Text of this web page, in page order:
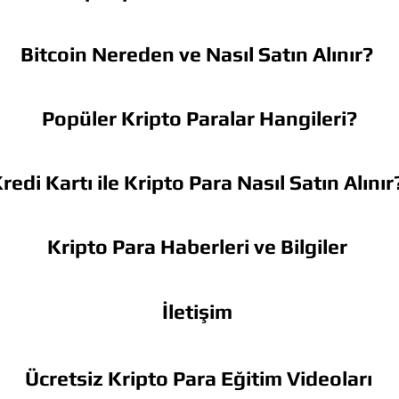
Bitcoin Nereden ve Nasıl Satın Alınır?
Popüler Kripto Paralar Hangileri?
Kartı ile Kripto Para Nasıl Satın
Kripto Para Haberleri ve Bilgiler
İletişim
Ücretsiz Kripto Para Eğitim Videoları